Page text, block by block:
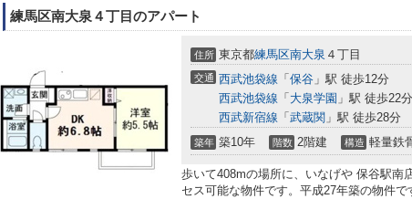
練馬区南大泉４丁目のアパート
住所 東京都練馬区南大泉 ４丁目
交通 西武池袋線 「 保谷 」駅 徒歩12分
西武池袋線 「 大泉学園 」駅 徒歩22分
西武新宿線 「 武蔵関 」駅 徒歩28分
築年 築10年 階数 2階建 構造 軽量鉄
歩いて408mの場所に、いなげや 保谷駅南
セス可能な物件です。平成27年築の物件